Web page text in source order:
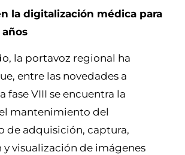
la digitalización médica para
la portavoz regional ha
entre las novedades a
fase VIII se encuentra la
mantenimiento del
de adquisición, captura,
visualización de imágenes